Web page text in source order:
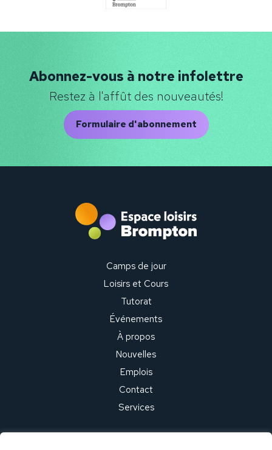
Abonnez-vous à notre infolettre
Restez à l'affût des nouveautés!
Formulaire d'abonnement
Camps de jour
Loisirs et Cours
Tutorat
Événements
À propos
Nouvelles
Emplois
Contact
Services